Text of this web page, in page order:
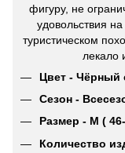
фигуру, не
удовольствия
туристическом
лекало
Цвет - Чёрный
Сезон -
Размер - M (
Количество